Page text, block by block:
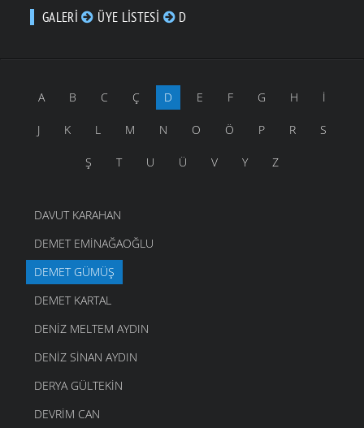
GALERI ÜYE LISTESI D
A B C Ç D E F G H İ
J K L M N O Ö P R S
Ş T U Ü V Y Z
DAVUT KARAHAN
DEMET EMINAĞAOĞLU
DEMET GÜMÜŞ
DEMET KARTAL
DENIZ MELTEM AYDIN
DENIZ SINAN AYDIN
DERYA GÜLTEKIN
DEVRIM CAN